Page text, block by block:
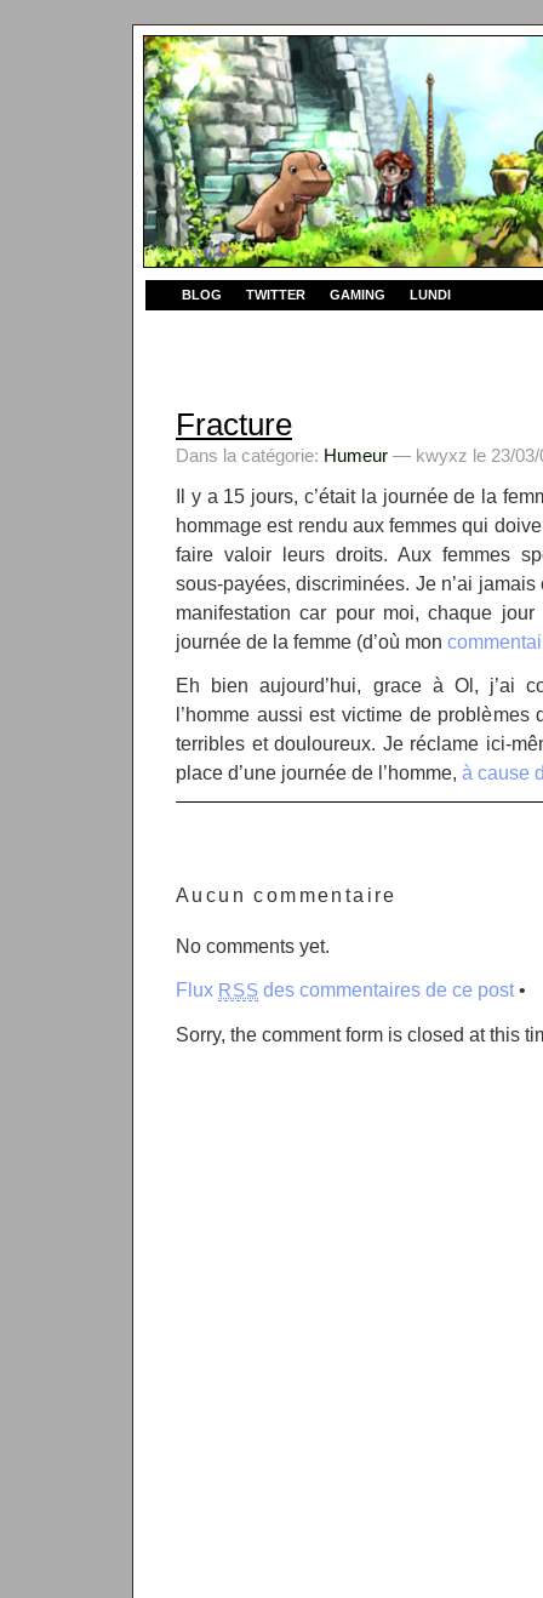
BLOG TWITTER GAMING LUNDI
Fracture
Dans la catégorie: Humeur — kwyxz le 23/03/
Il y a 15 jours, c’était la journée de la
hommage est rendu aux femmes qui
faire valoir leurs droits. Aux femmes
sous-payées, discriminées. Je n’ai
manifestation car pour moi, chaque
journée de la femme (d’où mon
Eh bien aujourd’hui, grace à Ol, j’ai
l’homme aussi est victime de
terribles et douloureux. Je réclame ici-
place d’une journée de l’homme, à cause
Aucun commentaire
No comments yet.
Flux RSS des commentaires de ce post•
Sorry, the comment form is closed at this